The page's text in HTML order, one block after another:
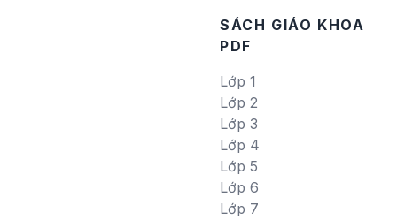
SÁCH GIÁO KHOA
PDF
Lớp 1
Lớp 2
Lớp 3
Lớp 4
Lớp 5
Lớp 6
Lớp 7